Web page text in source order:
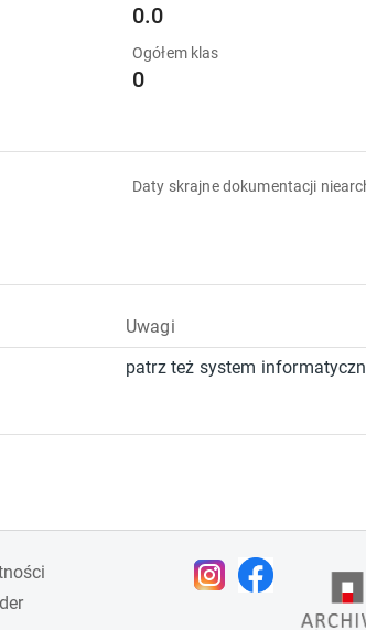
0.0
Ogółem klas
0
Daty skrajne dokumentacji
Uwagi
patrz też system